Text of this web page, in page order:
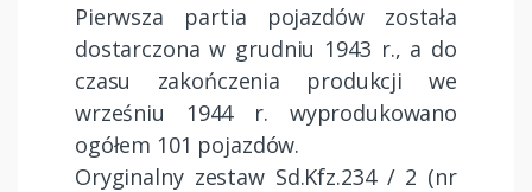
Pierwsza partia pojazdów została
dostarczona w grudniu 1943 r., a do
czasu zakończenia produkcji we
wrześniu 1944 r. wyprodukowano
ogółem 101 pojazdów.
Oryginalny zestaw Sd.Kfz.234 / 2 (nr